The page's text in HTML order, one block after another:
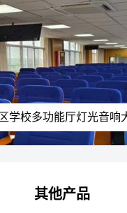
学校多功能厅灯光音响
其他产品